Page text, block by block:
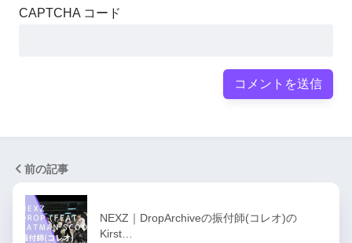
CAPTCHA コード
前の記事
NEXZ｜DropArchiveの振付師(コレオ)の
Kirst…